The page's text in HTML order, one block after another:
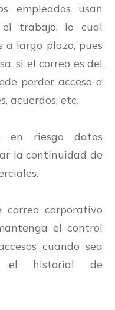
empleados usan
el trabajo, lo cual
a largo plazo, pues
si el correo es del
perder acceso a
acuerdos, etc.
en riesgo datos
la continuidad de
correo corporativo
el control
cuando sea
el historial de